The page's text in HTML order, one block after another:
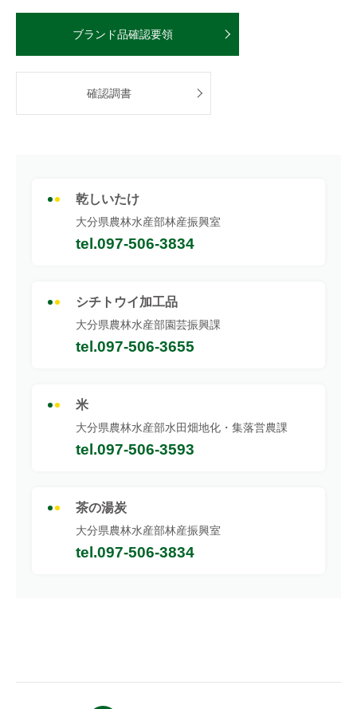
ブランド品確認要領
確認調書
乾しいたけ
大分県農林水産部林産振興室
tel.097-506-3834
シチトウイ加工品
大分県農林水産部園芸振興課
tel.097-506-3655
米
大分県農林水産部水田畑地化・集落営農課
tel.097-506-3593
茶の湯炭
大分県農林水産部林産振興室
tel.097-506-3834